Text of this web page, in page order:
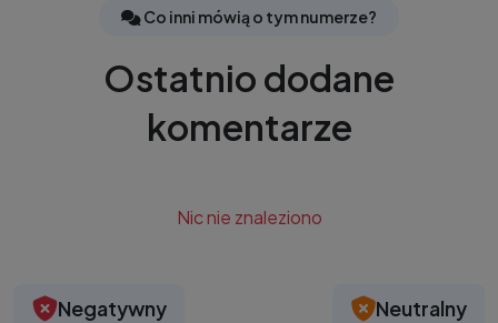
Co inni mówią o tym numerze?
Ostatnio dodane
komentarze
Nic nie znaleziono
Negatywny
Neutralny